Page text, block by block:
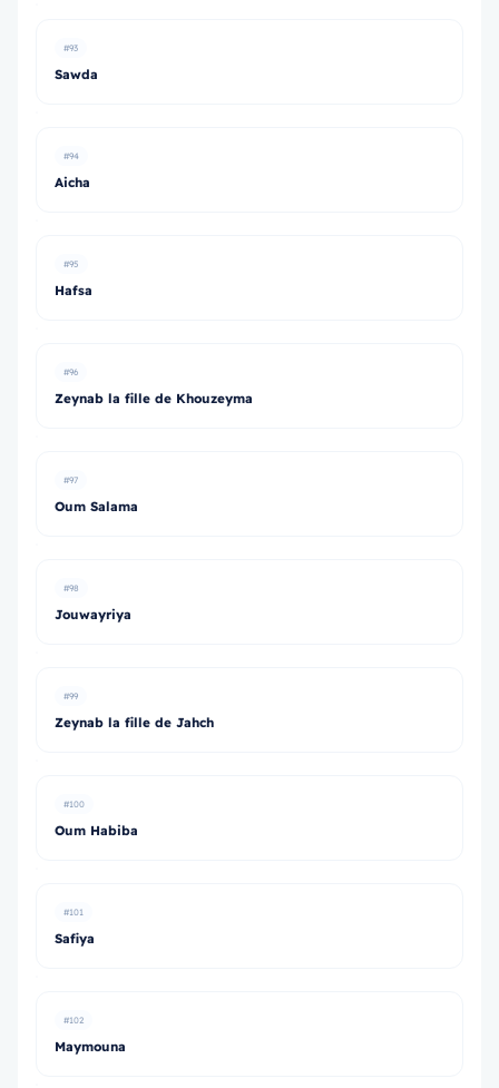
#93
Sawda
#94
Aicha
#95
Hafsa
#96
Zeynab la fille de Khouzeyma
#97
Oum Salama
#98
Jouwayriya
#99
Zeynab la fille de Jahch
#100
Oum Habiba
#101
Safiya
#102
Maymouna